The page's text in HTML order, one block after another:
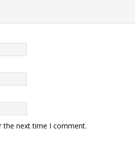
the next time I comment.